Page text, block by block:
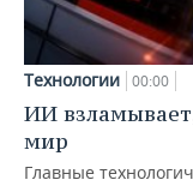
Технологии 00:00
ИИ
мир
Главные